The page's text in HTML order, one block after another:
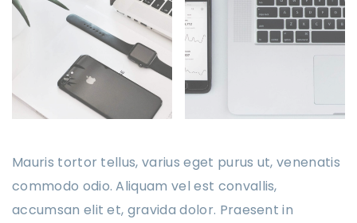
Mauris tortor tellus, varius eget purus ut, venenatis
commodo odio. Aliquam vel est convallis,
accumsan elit et, gravida dolor. Praesent in